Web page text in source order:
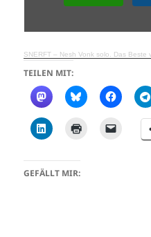
SNERFT – Nesh Vonk solo. Das Beste
TEILEN MIT:
GEFÄLLT MIR: